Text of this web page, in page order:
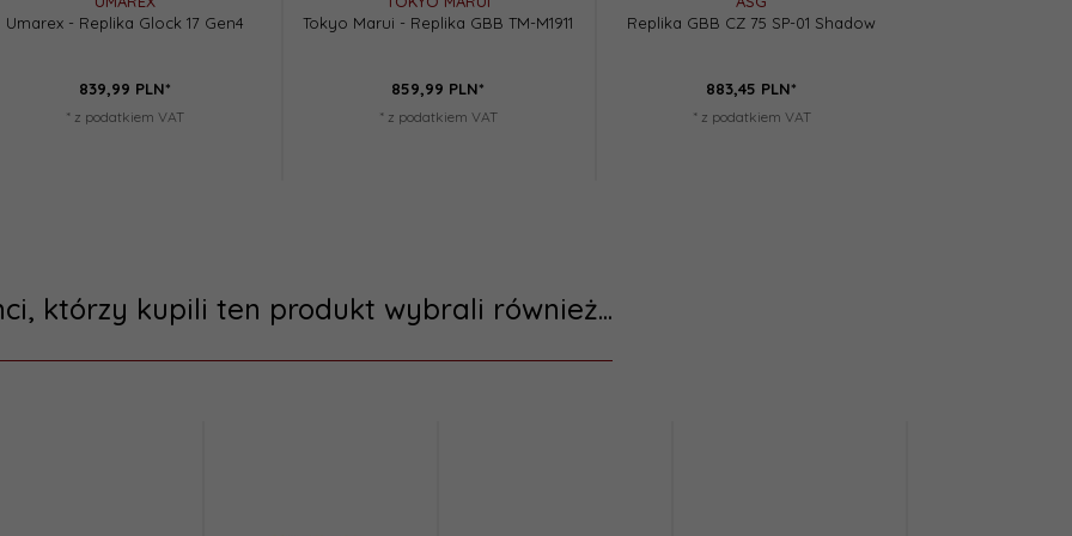
Umarex - Replika Glock 17 Gen4
839,99 PLN*
* z podatkiem VAT
Tokyo Marui - Replika GBB TM-M1911
859,99 PLN*
* z podatkiem VAT
Replika GBB CZ 75 SP-01 Shadow
883,45 PLN*
* z podatkiem VAT
którzy kupili ten produkt wybrali również...